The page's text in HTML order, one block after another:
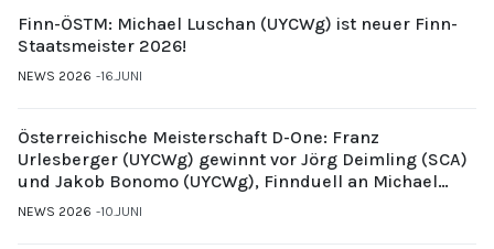
Finn-ÖSTM: Michael Luschan (UYCWg) ist neuer Finn-
Staatsmeister 2026!
NEWS 2026 16.JUNI
Österreichische Meisterschaft D-One: Franz
Urlesberger (UYCWg) gewinnt vor Jörg Deimling (SCA)
und Jakob Bonomo (UYCWg), Finnduell an Michael
Gubi (UYCMo)
NEWS 2026 10.JUNI